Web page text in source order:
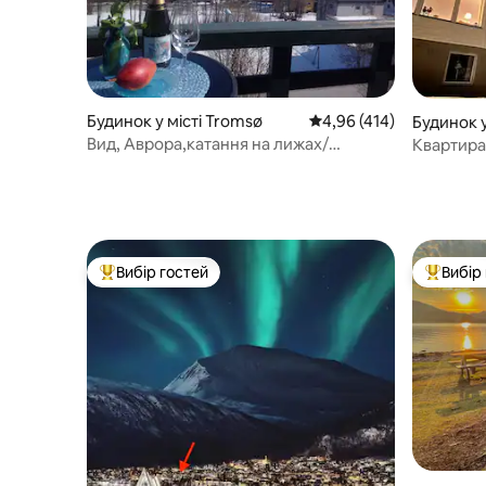
Будинок у місті Tromsø Середня оцінка: 4,96 з
4,96 (414)
Вид, Аврора,катання на лижах/
Будинок
Топ вибір гостей
Вибір гостей Топ